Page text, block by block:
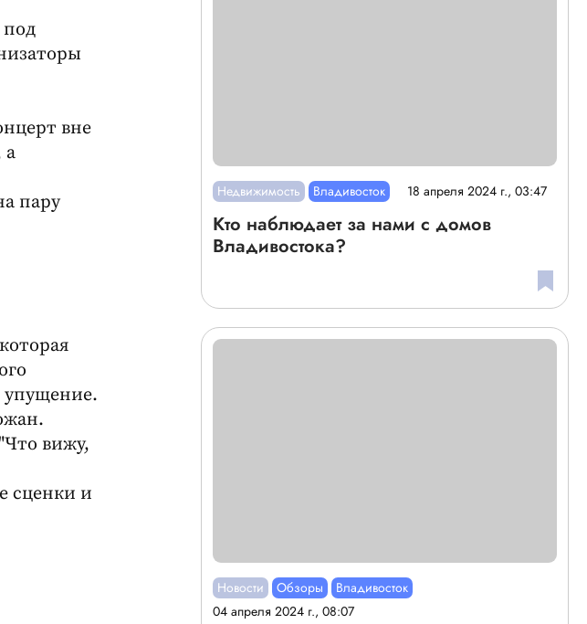
вне
а
пару
упущение.
вижу,
сценки и
Недвижимость Владивосток 18 апреля 2024 г., 03:47
Кто наблюдает за нами с домов
Владивостока?
Новости Обзоры
Владивосток
04 апреля 2024 г., 08:07